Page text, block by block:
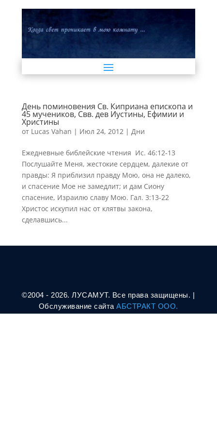
День поминовения Св. Киприана епископа и
45 мучеников, Свв. дев Иустины, Ефимии и
Христины
от Lucas Vahan | Июл 24, 2012| Дни
Ежедневные библейские чтения Ис. 46:12-13
Послушайте Меня, жестокие сердцем, далекие от
правды: Я приблизил правду Мою, она не далеко,
и спасение Мое не замедлит; и дам Сиону
спасение, Израилю славу Мою. Гал. 3:13-22
Христос искупил нас от клятвы закона,
сделавшись...
©2004 - 2026. ЛУСАМУТ. Все права защищены. |
Oбслуживание сайтаАБСТРАКТ ООО.